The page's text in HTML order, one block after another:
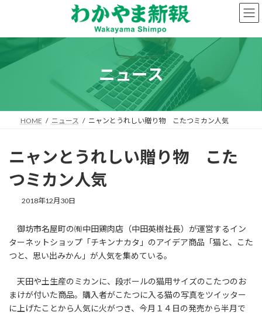
ン
へ
プ
ー
ョ
動
ニュース
HOME ニュース ニャンとうれしい贈り物 こたつミカン人気
ニャンとうれしい贈り物 こた
つミカン人気
2018年12月30日
御坊市名屋町の㈲中田鶏肉店（中田英樹社長）が運営するイン
ターネットショップ「チキンナカタ」のアイデア商品「猫と、こた
つと、思い出みかん」が人気を集めている。
天田や土生産のミカンに、段ボールの猫用サイズのこたつのお
まけが付いた商品。購入者がこたつに入る猫の写真をツイッター
に上げたことから人気に火がつき、今月１４日の発売から半月で